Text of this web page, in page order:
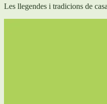
Les llegendes i tradicions de